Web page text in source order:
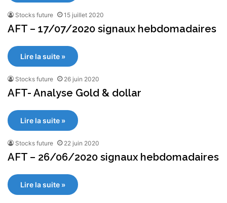
Stocks future 15 juillet 2020
AFT – 17/07/2020 signaux hebdomadaires
Lire la suite »
Stocks future 26 juin 2020
AFT- Analyse Gold & dollar
Lire la suite »
Stocks future 22 juin 2020
AFT – 26/06/2020 signaux hebdomadaires
Lire la suite »